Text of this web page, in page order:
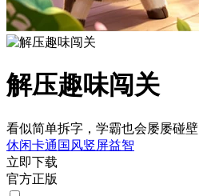
解压趣味闯关
看似简单拆字，学霸也会屡屡碰壁
休闲卡通 国风竖屏益智
立即下载
官方正版